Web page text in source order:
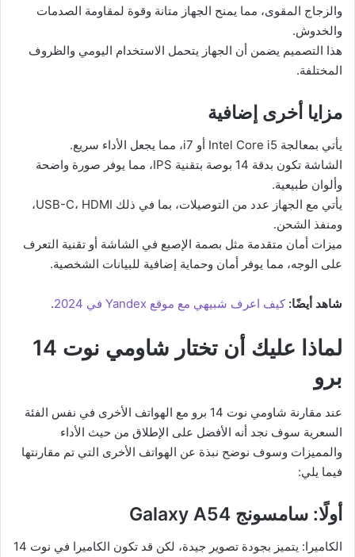
والزجاج المقوى، مما يمنح الجهاز متانة وقوة لمقاومة الصدمات
والخدوش.
هذا التصميم يضمن أن الجهاز يتحمل الاستخدام اليومي والظروف
المختلفة.
مزايا أخرى إضافية
يأتي بمعالجة Intel Core i5 أو i7، مما يجعل الأداء سريع.
الشاشة تكون بدقة 14 بوصة بتقنية IPS، مما يوفر صورة واضحة
وألوان طبيعية.
يأتي مع الجهاز عدد من التوصيلات، بما في ذلك USB-C، HDMI،
ومنفذ الشحن.
ميزات أمان متقدمة مثل بصمة الإصبع في الشاشة أو تقنية التعرف
على الوجه، مما يوفر أمان وحماية إضافية للبيانات الشخصية.
شاهد أيضًا: كيف اعرف شبيهي مع موقع Yandex في 2024 .
لماذا عليك أن تختار شاومي نوت 14
برو
عند مقارنة شاومي نوت 14 برو مع الهواتف الأخرى في نفس الفئة
السعرية سوف نجد أنه الأفضل على الإطلاق من حيث الأداء
والمميزات وسوف نوضح نبذة عن الهواتف الأخرى التي تم مقارنتها
فيما يلي:
أولًا: سامسونج Galaxy A54
الكاميرا: يتميز بجودة تصوير جيدة، لكن قد تكون الكاميرا في نوت 14